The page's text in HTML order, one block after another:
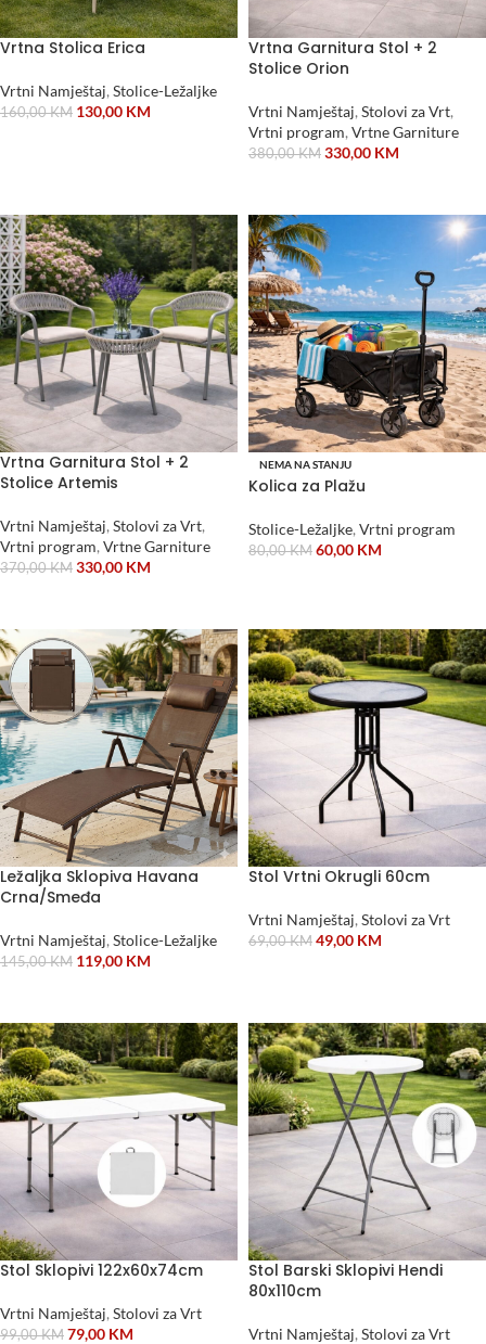
Vrtna Stolica Erica
Vrtni Namještaj, Stolice-Ležaljke
160,00KM 130,00 KM
Vrtna Garnitura Stol + 2
Stolice Orion
Vrtni Namještaj, Stolovi za Vrt,
Vrtni program, Vrtne Garniture
380,00KM 330,00 KM
Vrtna Garnitura Stol + 2
Stolice Artemis
Vrtni Namještaj, Stolovi za Vrt,
Vrtni program, Vrtne Garniture
370,00KM 330,00 KM
NEMA NA STANJU
Kolica za Plažu
Stolice-Ležaljke, Vrtni program
80,00KM 60,00 KM
Ležaljka Sklopiva Havana
Crna/Smeđa
Vrtni Namještaj, Stolice-Ležaljke
145,00KM 119,00 KM
Stol Vrtni Okrugli 60cm
Vrtni Namještaj, Stolovi za Vrt
69,00KM 49,00 KM
Stol Sklopivi 122x60x74cm
Vrtni Namještaj, Stolovi za Vrt
99,00KM 79,00 KM
Stol Barski Sklopivi Hendi
80x110cm
Vrtni Namještaj, Stolovi za Vrt